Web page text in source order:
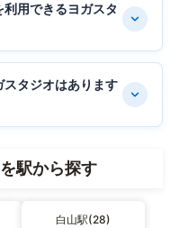
用できるヨガスタ
タジオはあります
駅から探す
白山駅(28)